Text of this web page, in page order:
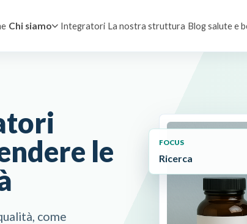
Chi siamo Integratori La nostra struttura Blog salute e
le
come
FOCUS
Ricerca